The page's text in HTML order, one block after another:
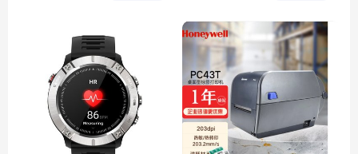
SOS智能手表